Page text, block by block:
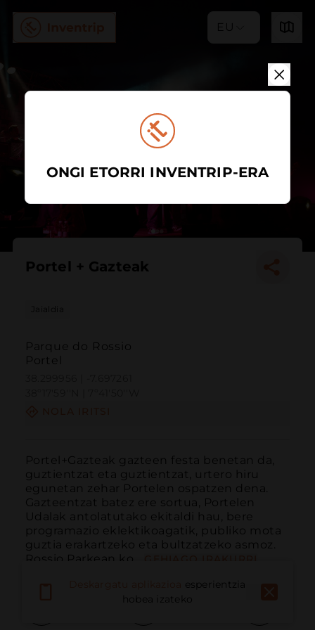
EU
Portel + Gazteak
Jaialdia
Parque do Rossio
Portel
Portel+Gazteak gazteen festa benetan da,
guztientzat eta guztientzat, urtero hiru
egunetan zehar Portelen ospatzen dena.
Gazteentzat batez ere sortua, Portelen
Udalak antolatutako ekitaldi hau, bere
programazio eklektikoagatik, publiko mota
guztia erakartzeko eta bultzatzeko asmoz.
Rossio Parkean ko...
esperientzia
hobea izateko
ONGI ETORRI INVENTRIP-ERA